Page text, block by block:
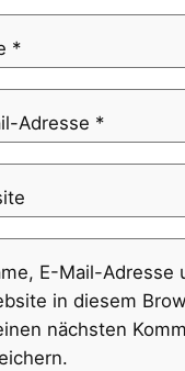
*
Adresse *
E-Mail-Adresse
in diesem
nächsten